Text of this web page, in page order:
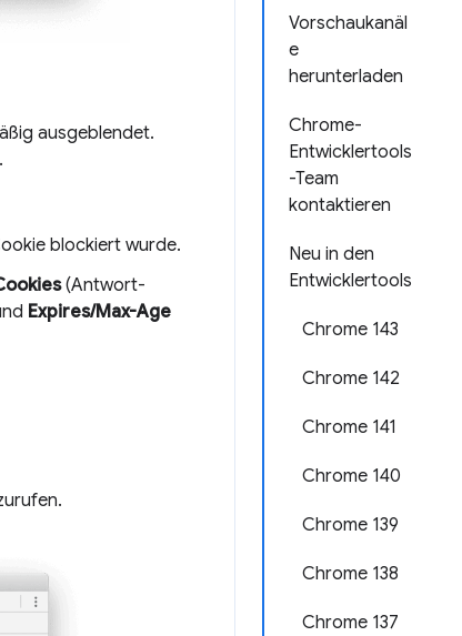
Vorschaukanäl
e
herunterladen
Chrome-
Entwicklertools
-Team
kontaktieren
Neu in den
Entwicklertools
Chrome 143
Chrome 142
Chrome 141
Chrome 140
Chrome 139
Chrome 138
Chrome 137
ausgeblendet.
blockiert wurde.
(Antwort-
Expires/Max-Age